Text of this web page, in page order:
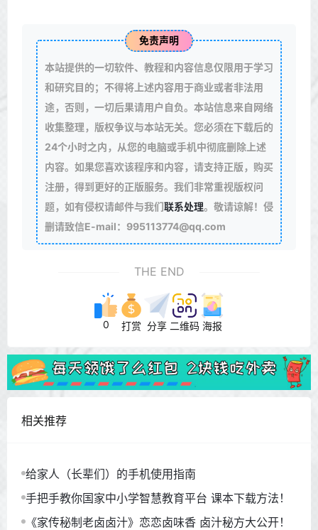
免责声明
本站提供的一切软件、教程和内容信息仅限用于学习
和研究目的；不得将上述内容用于商业或者非法用
途，否则，一切后果请用户自负。本站信息来自网络
收集整理，版权争议与本站无关。您必须在下载后的
24个小时之内，从您的电脑或手机中彻底删除上述
内容。如果您喜欢该程序和内容，请支持正版，购买
注册，得到更好的正版服务。我们非常重视版权问
题，如有侵权请邮件与我们联系处理。敬请谅解！侵
删请致信E-mail：995113774@qq.com
THE END
0 打赏 分享 二维码 海报
相关推荐
给家人（长辈们）的手机使用指南
手把手教你国家中小学智慧教育平台 课本下载方法！
《家传秘制老卤卤汁》恋恋卤味香 卤汁秘方大公开！